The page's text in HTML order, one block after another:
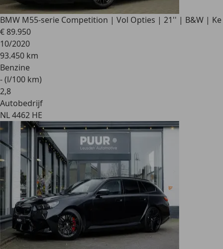
BMW M55-serie Competition | Vol Opties | 21'' | B&W | Ke
€ 89.950
10/2020
93.450 km
Benzine
- (l/100 km)
2,8
Autobedrijf
NL 4462 HE